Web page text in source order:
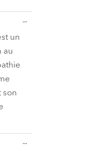
un
au
son
...Diese
...Diese